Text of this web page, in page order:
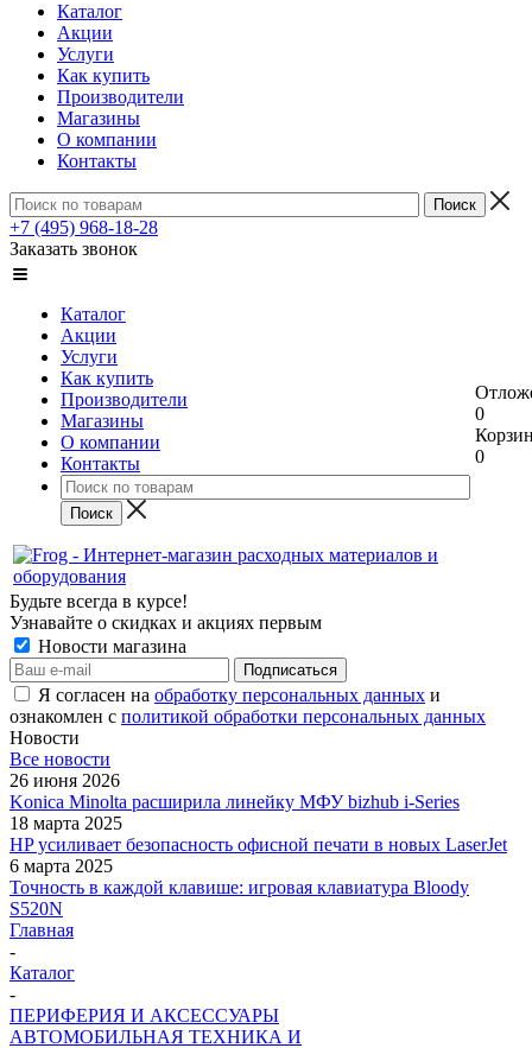
Каталог
Акции
Услуги
Как купить
Производители
Магазины
О компании
Контакты
+7 (495) 968-18-28
Заказать звонок
Каталог
Акции
Услуги
Как купить
Производители
Магазины
О компании
Контакты
0
0
Будьте всегда в курсе!
Узнавайте о скидках и акциях первым
Новости магазина
Я согласен на обработку персональных данных и
ознакомлен с политикой обработки персональных данных
Новости
Все новости
26 июня 2026
Konica Minolta расширила линейку МФУ bizhub i-Series
18 марта 2025
HP усиливает безопасность офисной печати в новых LaserJet
6 марта 2025
Точность в каждой клавише: игровая клавиатура Bloody
S520N
Главная
-
Каталог
-
ПЕРИФЕРИЯ И АКСЕССУАРЫ
АВТОМОБИЛЬНАЯ ТЕХНИКА И